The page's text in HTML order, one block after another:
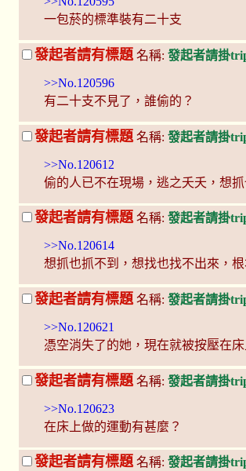
一包菸的標準裝有二十支
發起者請有標題 名稱: 發起者請掛
>>No.120596
有二十支不見了，誰偷的？
發起者請有標題 名稱: 發起者請掛
>>No.120612
偷的人已不在現場，逃之夭夭，想抓
發起者請有標題名稱: 發起者請掛
>>No.120614
想抓也抓不到，想找也找不出來，
發起者請有標題 名稱: 發起者請掛
>>No.120621
憑空消失了的她，現在就被按壓在床
發起者請有標題 名稱: 發起者請掛
>>No.120623
在床上做的運動有甚麼？
發起者請有標題名稱: 發起者請掛